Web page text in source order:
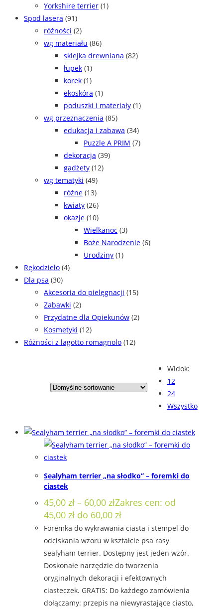
Widok:
12
24
Wszystko
Sealyham terrier „na słodko” – foremki do
ciastek
45,00 zł – 60,00 złZakres cen: od
45,00 zł do 60,00 zł
Foremka do wykrawania ciasta i stempel do
odciskania wzoru w kształcie psa rasy
sealyham terrier. Dostępny jest jeden wzór.
Doskonałe narzędzie do tworzenia
oryginalnych dekoracji i efektownych
ciasteczek. GRATIS: Do każdego zamówienia
dołączamy: przepis na niewyrastające ciasto,
Yorkshire terrier (1)
Spod lasera (91)
różności (2)
wg materiału (86)
sklejka drewniana (82)
łupek (1)
korek (1)
ekoskóra (1)
poduszki i materiały (1)
wg przeznaczenia (85)
edukacja i zabawa (34)
Puzzle A PRIM (7)
dekoracja (39)
gadżety (12)
wg tematyki (49)
różne (13)
kwiaty (26)
okazje (10)
Wielkanoc (3)
Boże Narodzenie (6)
Urodziny (1)
Rękodzieło (4)
Dla psa (30)
Akcesoria do pielęgnacji (15)
Zabawki (2)
Przydatne dla Opiekunów (2)
Kosmetyki (12)
Różności z lagotto romagnolo (12)